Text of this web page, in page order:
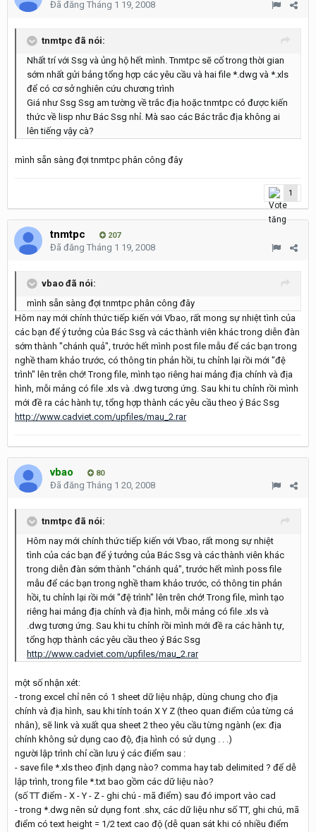
Đã đăng Tháng 1 19, 2008
tnmtpc đã nói:
Nhất trí với Ssg và ủng hộ hết mình. Tnmtpc sẽ cố trong thời gian
sớm nhất gửi bảng tổng hợp các yêu cầu và hai file *.dwg và *.xls
để có cơ sở nghiên cứu chương trình
Giá như Ssg Ssg am tường về trắc địa hoặc tnmtpc có được kiến
thức về lisp như Bác Ssg nhỉ. Mà sao các Bác trắc địa không ai
lên tiếng vậy cà?
mình sẵn sàng đợi tnmtpc phân công đây
1
tnmtpc 207
Đã đăng Tháng 1 19, 2008
vbao đã nói:
mình sẵn sàng đợi tnmtpc phân công đây
Hôm nay mới chính thức tiếp kiến với Vbao, rất mong sự nhiệt tình của
các bạn để ý tưởng của Bác Ssg và các thành viên khác trong diễn đàn
sớm thành "chánh quả", trước hết mình post file mẫu để các bạn trong
nghề tham khảo trước, có thông tin phản hồi, tu chỉnh lại rồi mới "đệ
trình" lên trên chớ! Trong file, mình tạo riêng hai mảng địa chính và địa
hình, mỗi mảng có file .xls và .dwg tương ứng. Sau khi tu chỉnh rồi mình
mới đề ra các hành tự, tổng hợp thành các yêu cầu theo ý Bác Ssg
http://www.cadviet.com/upfiles/mau_2.rar
vbao 80
Đã đăng Tháng 1 20, 2008
tnmtpc đã nói:
Hôm nay mới chính thức tiếp kiến với Vbao, rất mong sự nhiệt
tình của các bạn để ý tưởng của Bác Ssg và các thành viên khác
trong diễn đàn sớm thành "chánh quả", trước hết mình poss file
mẫu để các bạn trong nghề tham khảo trước, có thông tin phản
hồi, tu chỉnh lại rồi mới "đệ trình" lên trên chớ! Trong file, mình tạo
riêng hai mảng địa chính và địa hình, mỗi mảng có file .xls và
.dwg tương ứng. Sau khi tu chỉnh rồi mình mới đề ra các hành tự,
tổng hợp thành các yêu cầu theo ý Bác Ssg
http://www.cadviet.com/upfiles/mau_2.rar
một số nhận xét:
- trong excel chỉ nên có 1 sheet dữ liệu nhập, dùng chung cho địa
chính và địa hình, sau khi tính toán X Y Z (theo quan điểm của từng cá
nhân), sẽ link và xuất qua sheet 2 theo yêu cầu từng ngành (ex: địa
chính không sử dụng cao độ, địa hình có sử dụng . . .)
người lập trình chỉ cần lưu ý các điểm sau :
- save file *.xls theo định dạng nào? comma hay tab delimited ? để dễ
lập trình, trong file *.txt bao gồm các dữ liệu nào?
(số TT điểm - X - Y - Z - ghi chú - mã điểm) sau đó import vào cad
- trong *.dwg nên sử dụng font .shx, các dữ liệu như số TT, ghi chú, mã
điểm có text height = 1/2 text cao độ (dễ quan sát khi có nhiều điểm